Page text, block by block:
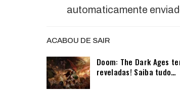
automaticamente
ACABOU DE SAIR
Doom: The Dark Ages
reveladas! Saiba tudo…